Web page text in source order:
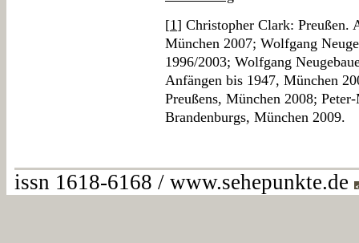
[1] Christopher Clark: Preußen.
München 2007; Wolfgang
1996/2003; Wolfgang
Anfängen bis 1947, München
Preußens, München 2008;
Brandenburgs, München 2009.
issn 1618-6168 / www.sehepunkte.de